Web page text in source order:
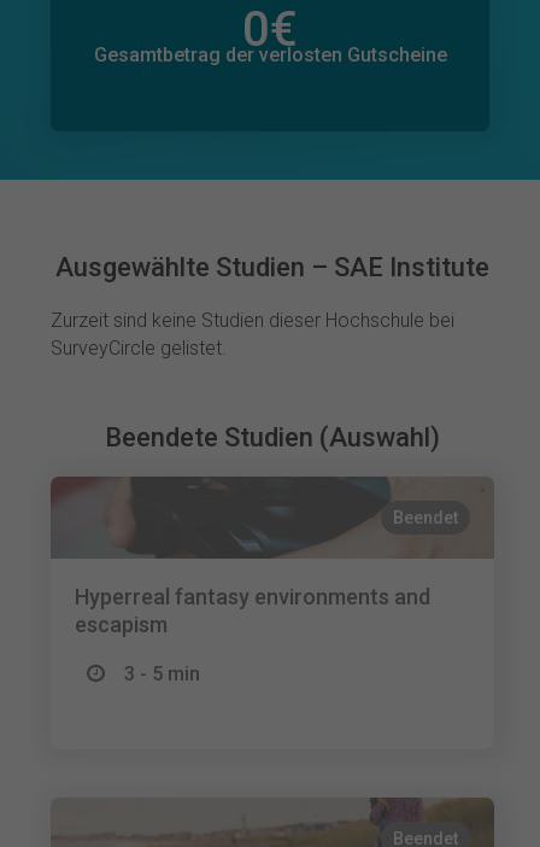
0€
Gesamtbetrag der verlosten Gutscheine
0€
Gesamtbetrag der zugesagten Spenden
Ausgewählte Studien – SAE Institute
Zurzeit sind keine Studien dieser Hochschule bei
SurveyCircle gelistet.
Beendete Studien (Auswahl)
Beendet
Hyperreal fantasy environments and
escapism
3 - 5 min
Beendet